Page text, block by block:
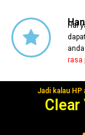
Hal
rasa
Jadi kalau HP
Clear